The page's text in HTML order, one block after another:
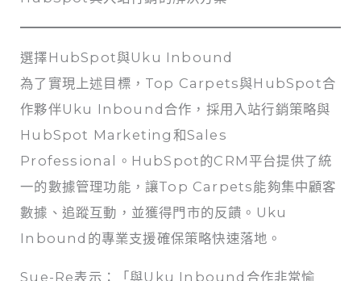
選擇HubSpot與Uku Inbound
為了實現上述目標，Top Carpets與HubSpot合
作夥伴Uku Inbound合作，採用入站行銷策略與
HubSpot Marketing和Sales
Professional。HubSpot的CRM平台提供了統
一的數據管理功能，讓Top Carpets能夠集中顧客
數據、追蹤互動，並獲得門市的反饋。Uku
Inbound的專業支援確保策略快速落地。
Sue-Re表示：「與Uku Inbound合作非常愉